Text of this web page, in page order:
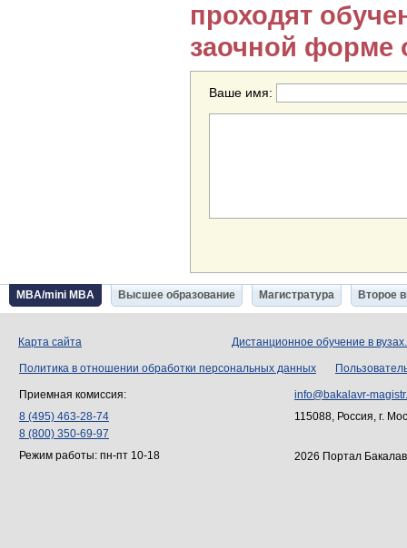
проходят
заочной форме
Ваше имя:
MBA/mini MBA Высшее образование Магистратура Второе
Карта сайта Дистанционное обучение в
Политика в отношении обработки персональных данных
Приемная комиссия:
8 (495) 463-28-74
8 (800) 350-69-97
Режим работы: пн-пт 10-18
info@bakalavr-
115088, Россия, г.
2026 Портал